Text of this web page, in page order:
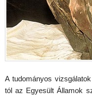
A tudományos
tól az Egyesült Államok